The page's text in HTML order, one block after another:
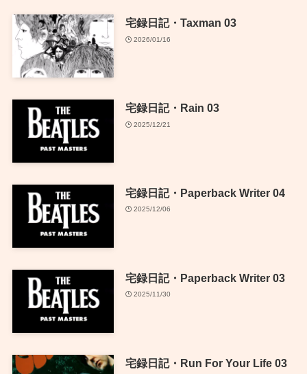
宅録日記・Taxman 03
2026/01/16
宅録日記・Rain 03
2025/12/21
宅録日記・Paperback Writer 04
2025/12/06
宅録日記・Paperback Writer 03
2025/11/30
宅録日記・Run For Your Life 03